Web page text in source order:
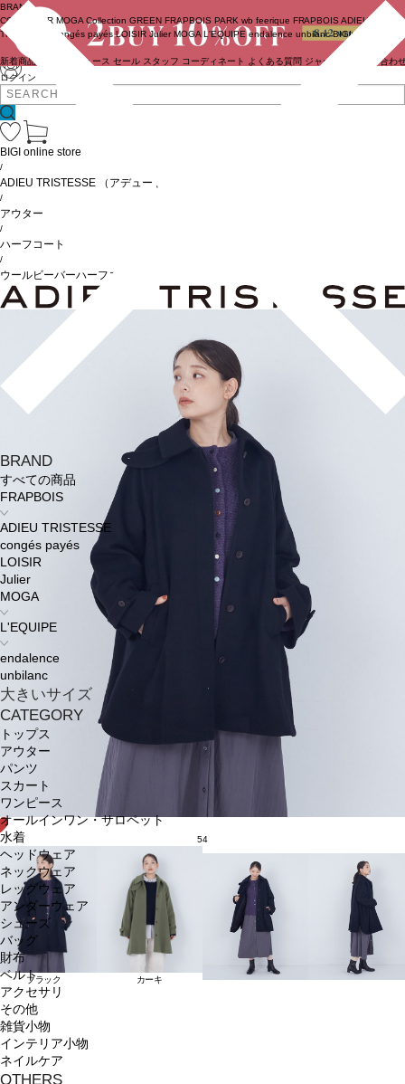
ログイン
BRAND
COUTURIER MOGA Collection GREEN FRAPBOIS PARK wb feerique FRAPBOIS ADIEU
TRISTESSE
congés payés LOISIR Julier MOGA L'EQUIPE endalence unbilanc BIGI online store
新着商品 ニュース セール スタッフ コーディネート よくある質問 ジャーナル お問い合わ
BRAND
すべての商品
FRAPBOIS
ADIEU TRISTESSE
congés payés
LOISIR
Julier
MOGA
L'EQUIPE
endalence
unbilanc
大きいサイズ
CATEGORY
トップス
アウター
パンツ
スカート
ワンピース
オールインワン・サロペット
水着
ヘッドウェア
ネックウェア
レッグウェア
アンダーウェア
シューズ
バッグ
財布
ベルト
アクセサリ
その他
雑貨小物
インテリア小物
ネイルケア
OTHERS
BIGI online store
/
ADIEU TRISTESSE （アデュートリステス）
/
アウター
/
ハーフコート
/
ウールビーバーハーフコート
54
ブラック カーキ